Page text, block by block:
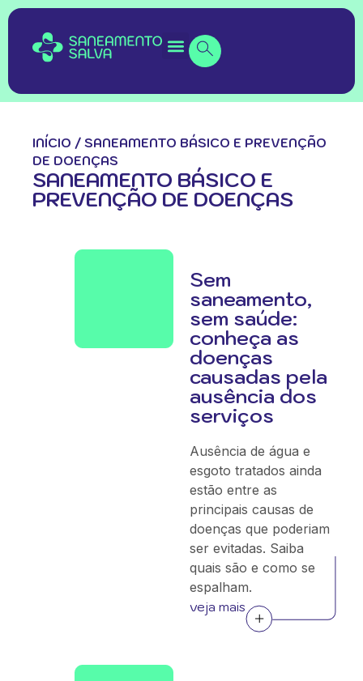
INÍCIO / SANEAMENTO BÁSICO E PREVENÇÃO
DE DOENÇAS
SANEAMENTO BÁSICO E
PREVENÇÃO DE DOENÇAS
Sem
saneamento,
sem saúde:
conheça as
doenças
causadas pela
ausência dos
serviços
Ausência de água e
esgoto tratados ainda
estão entre as
principais causas de
doenças que poderiam
ser evitadas. Saiba
quais são e como se
espalham.
veja mais